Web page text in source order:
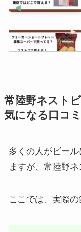
常陸野ネスト
気になる口コ
多くの人がビー
ますが、常陸野
ここでは、実際の